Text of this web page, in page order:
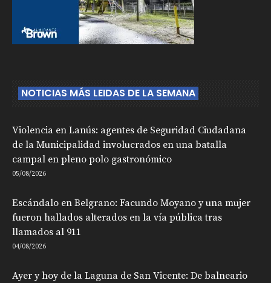
NOTICIAS MÁS LEIDAS DE LA SEMANA
Violencia en Lanús: agentes de Seguridad Ciudadana
de la Municipalidad involucrados en una batalla
campal en pleno polo gastronómico
05/08/2026
Escándalo en Belgrano: Facundo Moyano y una mujer
fueron hallados alterados en la vía pública tras
llamados al 911
04/08/2026
Ayer y hoy de la Laguna de San Vicente: De balneario